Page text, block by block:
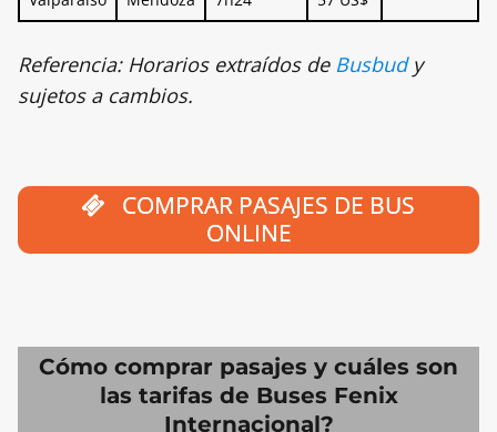
Referencia: Horarios extraídos de Busbudy
sujetos a cambios.
COMPRAR PASAJES DE BUS
ONLINE
Cómo comprar pasajes y cuáles son
las tarifas de Buses Fenix
Internacional?